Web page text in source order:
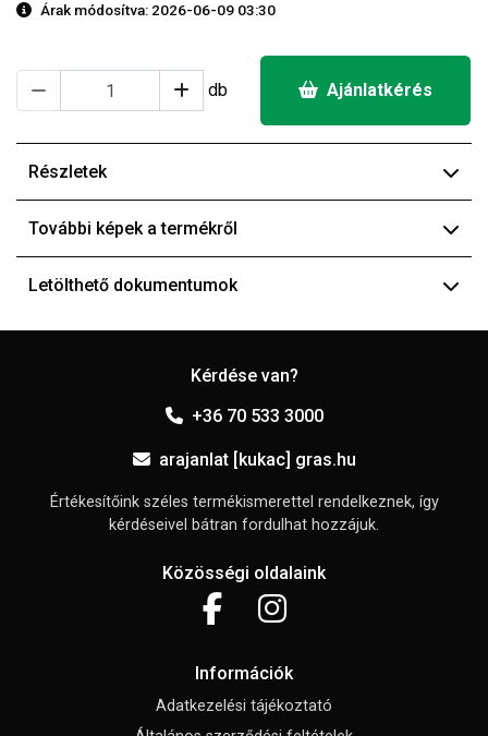
Árak módosítva: 2026-06-09 03:30
db Ajánlatkérés
Részletek
További képek a termékről
Letölthető dokumentumok
Kérdése van?
+36 70 533 3000
arajanlat [kukac] gras.hu
Értékesítőink széles termékismerettel rendelkeznek, így
kérdéseivel bátran fordulhat hozzájuk.
Közösségi oldalaink
Információk
Adatkezelési tájékoztató